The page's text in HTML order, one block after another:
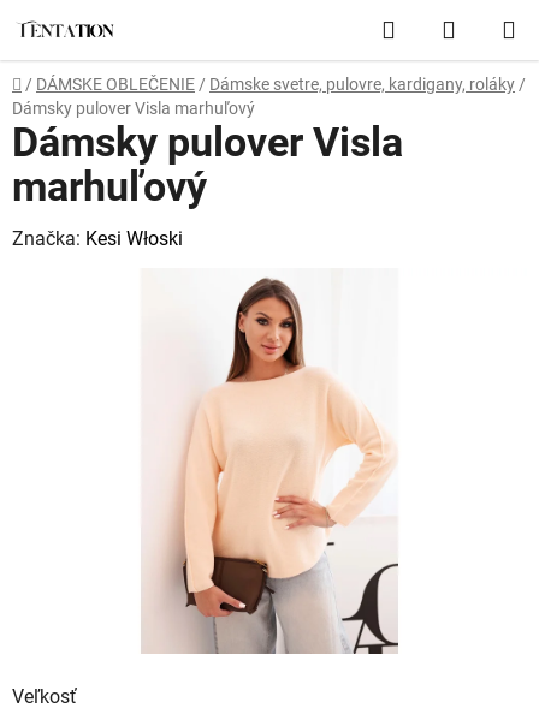
obsah
Hľadať
KOŠÍK
Domov
/ DÁMSKE OBLEČENIE / Dámske svetre, pulovre, kardigany, roláky /
Dámsky pulover Visla marhuľový
Veľkosť
Dámsky pulover Visla
marhuľový
Značka: Kesi Włoski